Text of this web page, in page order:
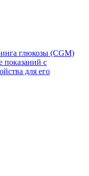
глюкозы (CGM)
показаний с
для его